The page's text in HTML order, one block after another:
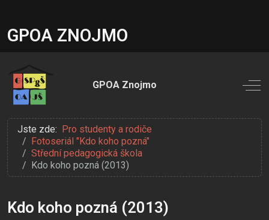
GPOA ZNOJMO
Off-
Jste zde:
Pro studenty a rodiče
Fotoseriál "Kdo koho pozná"
Střední pedagogická škola
Kdo koho pozná (2013)
Kdo koho pozná (2013)